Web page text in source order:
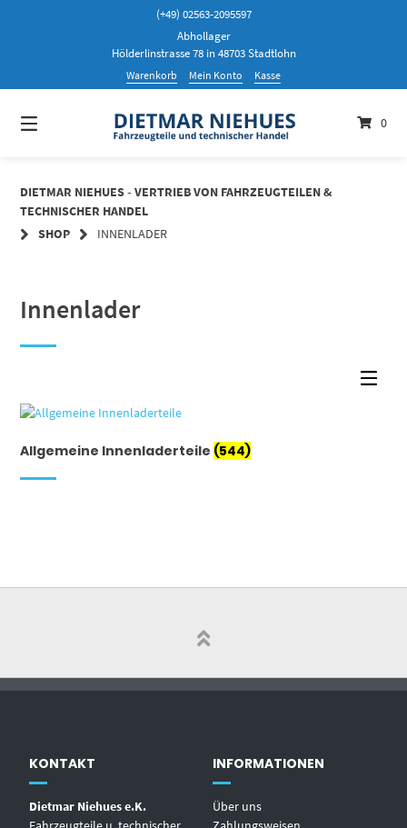
(+49) 02563-2095597
Abhollager
Hölderlinstrasse 78 in 48703 Stadtlohn
Warenkorb Mein Konto Kasse
0
DIETMAR NIEHUES - VERTRIEB VON FAHRZEUGTEILEN &
TECHNISCHER HANDEL
SHOP
INNENLADER
Innenlader
Allgemeine Innenladerteile (544)
KONTAKT
Dietmar Niehues e.K.
INFORMATIONEN
Über uns